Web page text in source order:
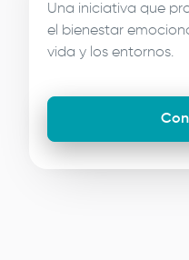
Una iniciativa que
el bienestar
vida y los entornos.